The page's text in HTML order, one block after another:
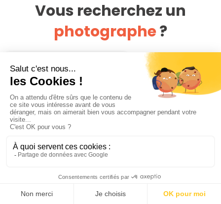
Vous recherchez un
photographe?
Type d'événement
Découvrir les offres